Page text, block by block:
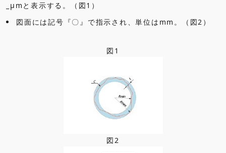
_μmと表示する。（図1）
図面には記号『〇』で指示され、単位はmm。（図2）
図1
図2